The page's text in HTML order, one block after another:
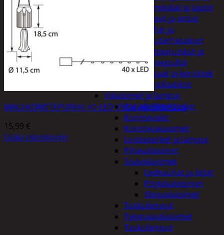
Lumikolat ja lapiot
Saavit ja astiat
Sahat ja
puutarhasakset
Reppuruiskut ja
painepullot
Pihapatsaat ja koristeet
Postilaatikot
Valaisimet ja lamput
Aurinkokennovalot
Koristevalot
Koristevalaisimet
Loisteputket ja lamput
Pihavalaisimet
Sisävalaisimet
Lednauhat ja listat
Pöytävalaisimet
Yleisvalaisimet
Taskulamput
Työmaavalaisimet
Taskulamput
MAUI KORISTEPURKKI 40-LED 18CM AJASTIMELLA
15,99 €
Lisää ostoskoriin